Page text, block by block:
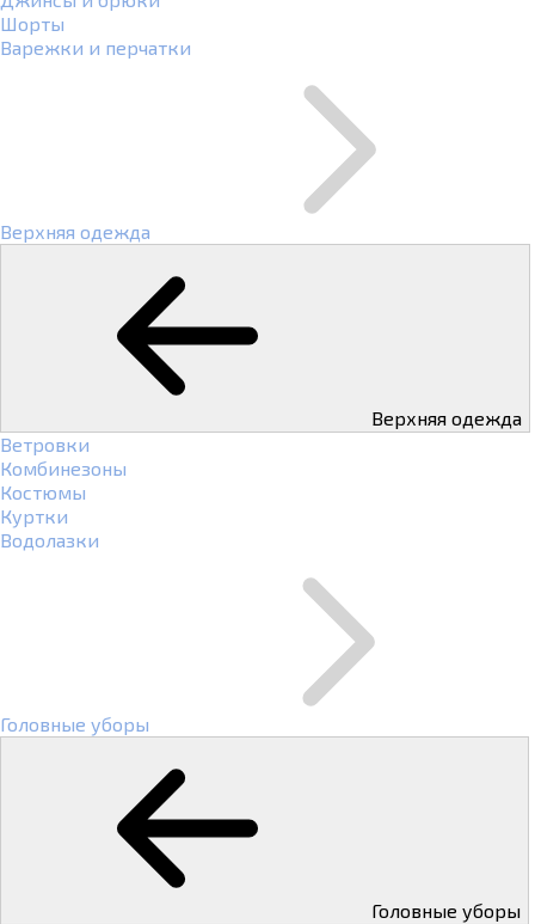
Шорты
Варежки и перчатки
Верхняя одежда
Верхняя одежда
Ветровки
Комбинезоны
Костюмы
Куртки
Водолазки
Головные уборы
Головные уборы